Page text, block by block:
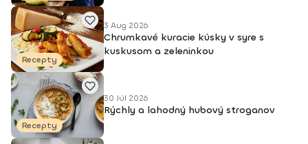
Recepty
3 Aug 2026
Chrumkavé kuracie kúsky v syre s
kuskusom a zeleninkou
Recepty
30 Júl 2026
Rýchly a lahodný hubový stroganov